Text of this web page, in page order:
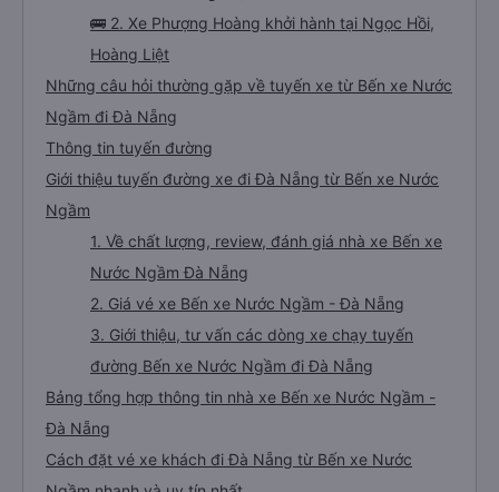
🚌 2. Xe Phượng Hoàng khởi hành tại Ngọc Hồi,
Hoàng Liệt
Những câu hỏi thường gặp về tuyến xe từ Bến xe Nước
Ngầm đi Đà Nẵng
Thông tin tuyến đường
Giới thiệu tuyến đường xe đi Đà Nẵng từ Bến xe Nước
Ngầm
1. Về chất lượng, review, đánh giá nhà xe Bến xe
Nước Ngầm Đà Nẵng
2. Giá vé xe Bến xe Nước Ngầm - Đà Nẵng
3. Giới thiệu, tư vấn các dòng xe chạy tuyến
đường Bến xe Nước Ngầm đi Đà Nẵng
Bảng tổng hợp thông tin nhà xe Bến xe Nước Ngầm -
Đà Nẵng
Cách đặt vé xe khách đi Đà Nẵng từ Bến xe Nước